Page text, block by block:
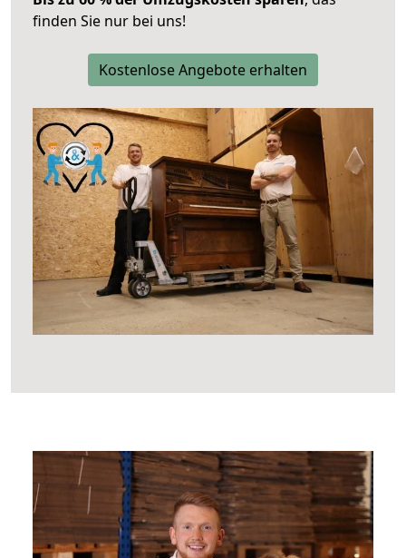
finden Sie nur bei uns!
Kostenlose Angebote erhalten